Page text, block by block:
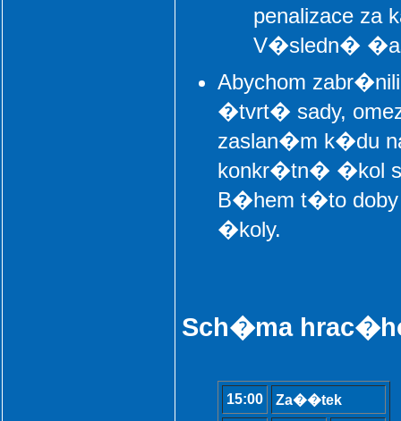
penalizace
V�sledn�
Abychom
�tvrt� sady,
zaslan�m k�du
konkr�tn� �kol
B�hem t�to
�koly.
Sch�ma
15:00
Za��tek